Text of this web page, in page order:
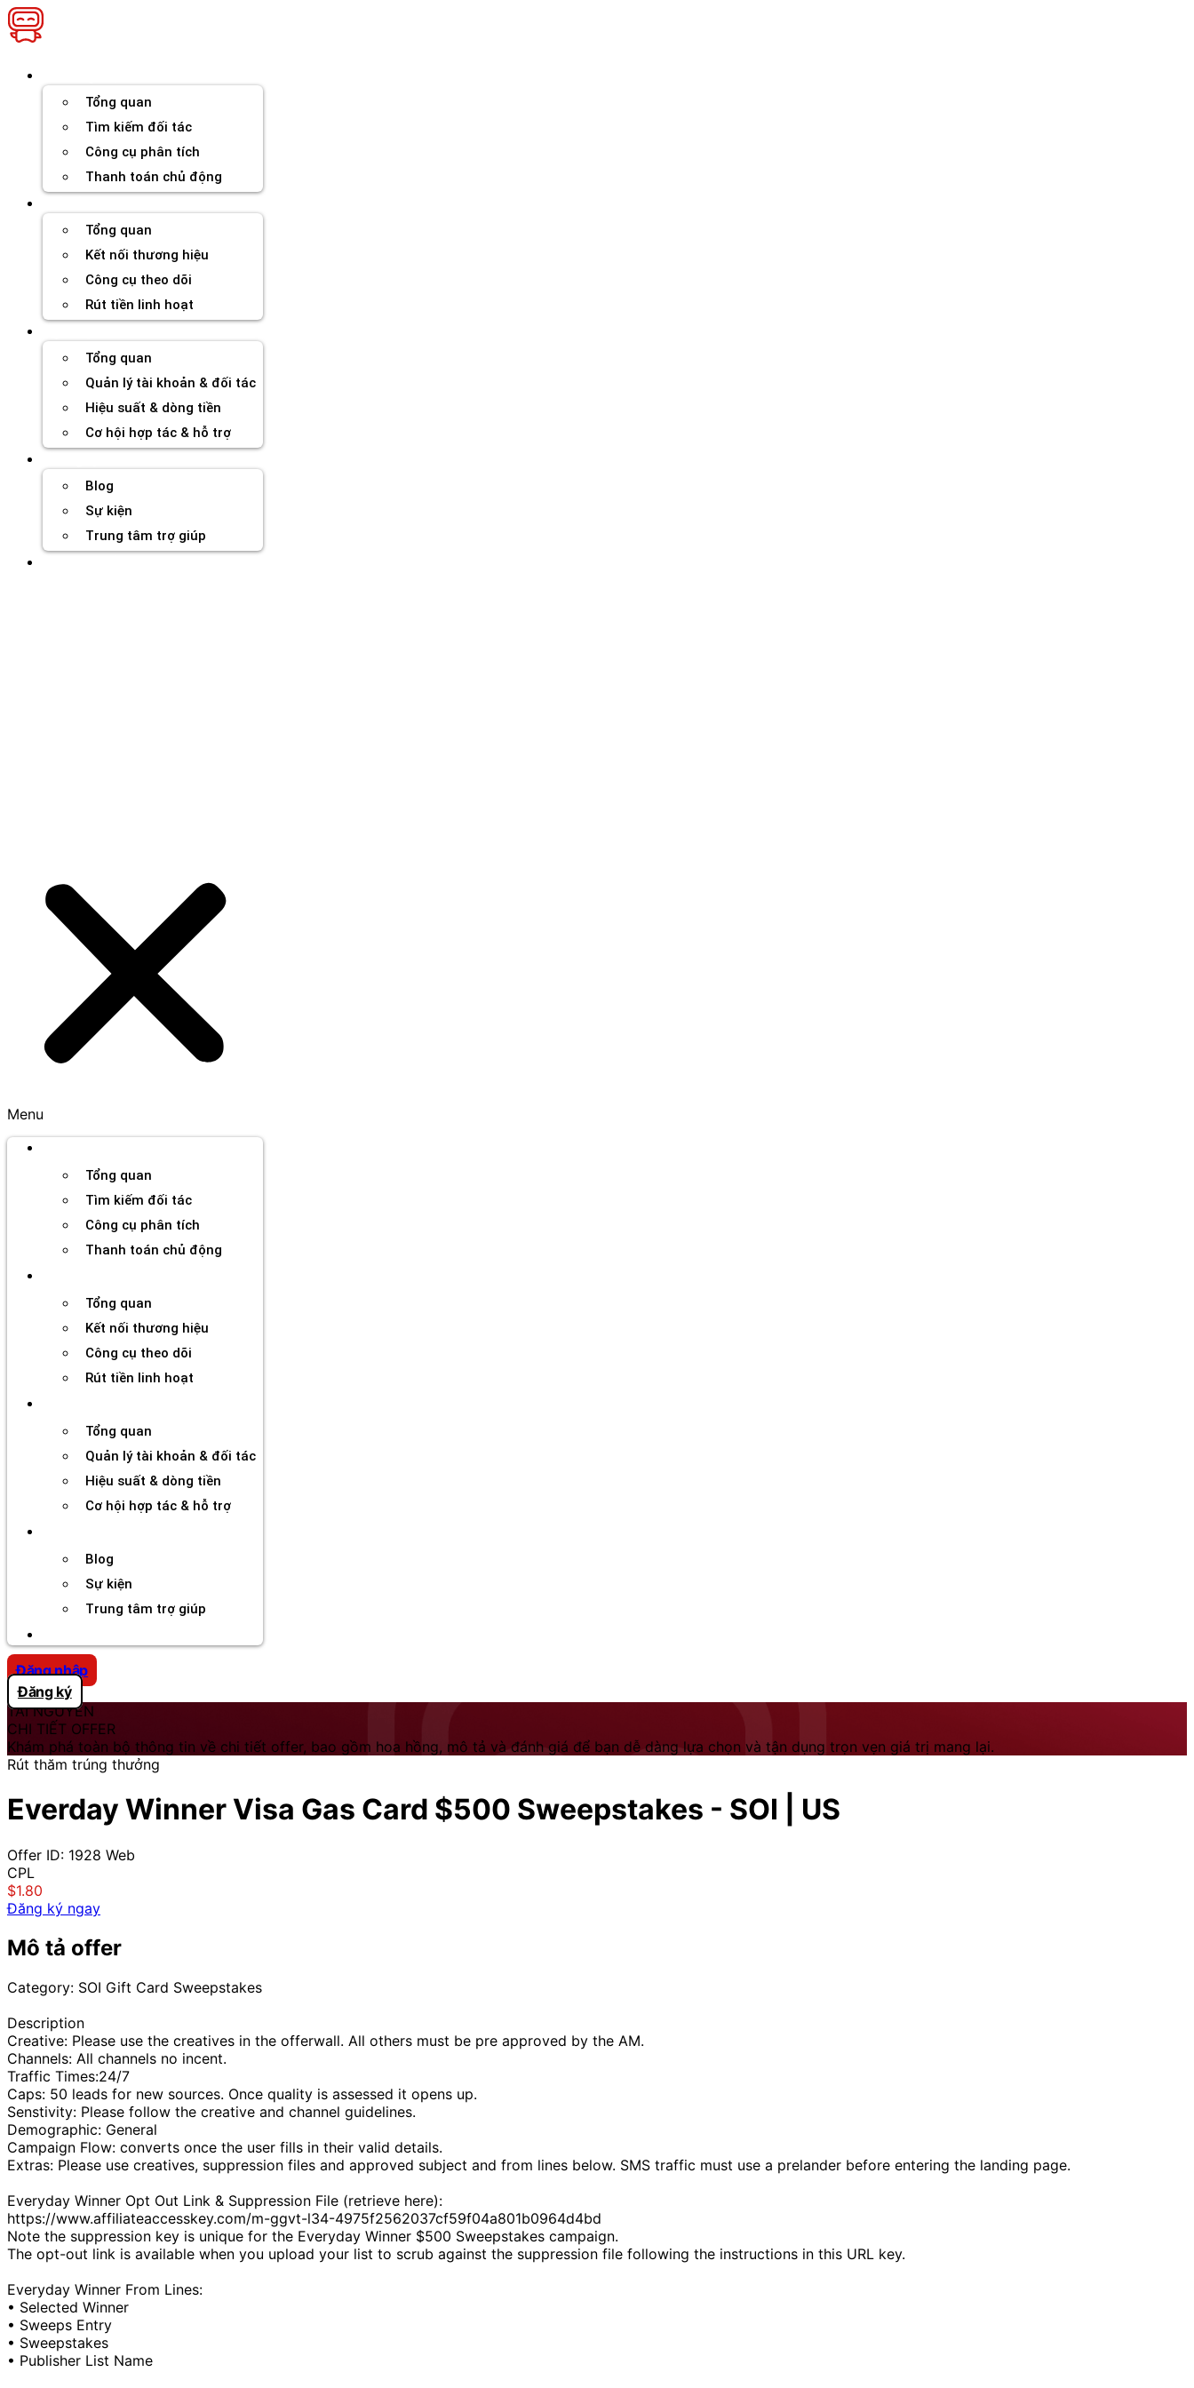
Chuyển
đến
Tổng quan
Tìm kiếm đối tác
Công cụ phân tích
Thanh toán chủ động
Tổng quan
Kết nối thương hiệu
Công cụ theo dõi
Rút tiền linh hoạt
Tổng quan
Quản lý tài khoản & đối tác
Hiệu suất & dòng tiền
Cơ hội hợp tác & hỗ trợ
Blog
Sự kiện
Trung tâm trợ giúp
Menu
Tổng quan
Tìm kiếm đối tác
Công cụ phân tích
Thanh toán chủ động
Tổng quan
Kết nối thương hiệu
Công cụ theo dõi
Rút tiền linh hoạt
Tổng quan
Quản lý tài khoản & đối tác
Hiệu suất & dòng tiền
Cơ hội hợp tác & hỗ trợ
Blog
Sự kiện
Trung tâm trợ giúp
Đăng nhập
Đăng ký
TÀI NGUYÊN
CHI TIẾT OFFER
Khám phá toàn bộ thông tin về chi tiết offer, bao gồm hoa hồng, mô tả và đánh giá để bạn dễ dàng lựa chọn và tận dụng trọn vẹn giá trị mang lại.
Rút thăm trúng thưởng
Everday Winner Visa Gas Card $500 Sweepstakes - SOI | US
Offer ID: 1928 Web
CPL
$1.80
Đăng ký ngay
Mô tả offer
Category: SOI Gift Card Sweepstakes
Description
Creative: Please use the creatives in the offerwall. All others must be pre approved by the AM.
Channels: All channels no incent.
Traffic Times:24/7
Caps: 50 leads for new sources. Once quality is assessed it opens up.
Senstivity: Please follow the creative and channel guidelines.
Demographic: General
Campaign Flow: converts once the user fills in their valid details.
Extras: Please use creatives, suppression files and approved subject and from lines below. SMS traffic must use a prelander before entering the landing page.
Everyday Winner Opt Out Link & Suppression File (retrieve here):
https://www.affiliateaccesskey.com/m-ggvt-l34-4975f2562037cf59f04a801b0964d4bd
Note the suppression key is unique for the Everyday Winner $500 Sweepstakes campaign.
The opt-out link is available when you upload your list to scrub against the suppression file following the instructions in this URL key.
Everyday Winner From Lines:
• Selected Winner
• Sweeps Entry
• Sweepstakes
• Publisher List Name